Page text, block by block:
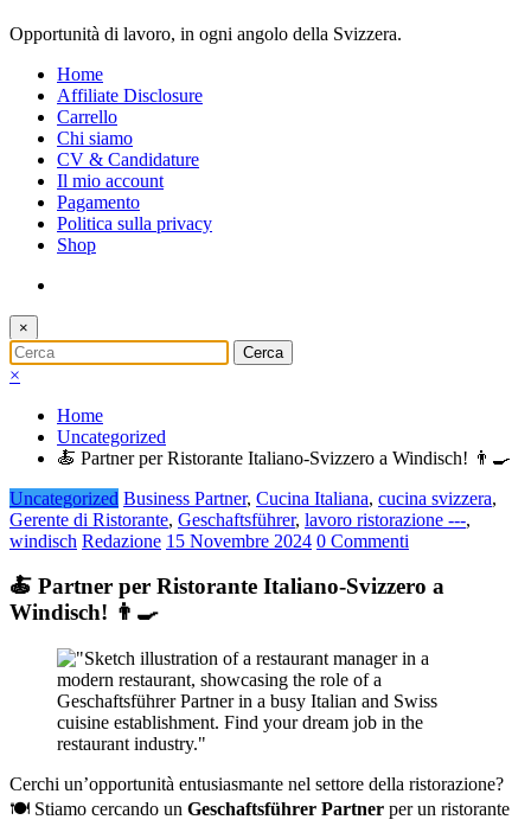
Opportunità di lavoro, in ogni angolo della Svizzera.
Home
Affiliate Disclosure
Carrello
Chi siamo
CV & Candidature
Il mio account
Pagamento
Politica sulla privacy
Shop
×
×
Home
Uncategorized
🍝 Partner per Ristorante Italiano-Svizzero a Windisch! 👨‍🍳
Uncategorized Business Partner, Cucina Italiana, cucina svizzera,
Gerente di Ristorante, Geschaftsführer, lavoro ristorazione ---,
windisch Redazione 15 Novembre 2024 0 Commenti
🍝 Partner per Ristorante Italiano-Svizzero a
Windisch! 👨‍🍳
Cerchi un’opportunità entusiasmante nel settore della ristorazione?
🍽️ Stiamo cercando un Geschaftsführer Partner per un ristorante